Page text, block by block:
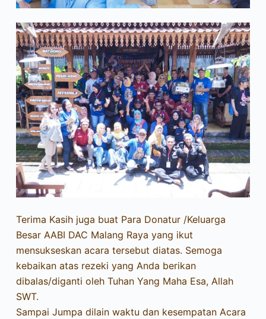
Terima Kasih juga buat Para Donatur /Keluarga
Besar AABI DAC Malang Raya yang ikut
mensukseskan acara tersebut diatas. Semoga
kebaikan atas rezeki yang Anda berikan
dibalas/diganti oleh Tuhan Yang Maha Esa, Allah
SWT.
Sampai Jumpa dilain waktu dan kesempatan Acara